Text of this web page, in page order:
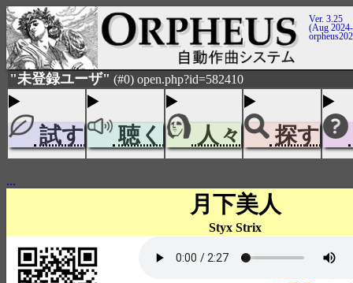
Ver. 3.25
(Aug
"未登録ユーザ" (#0) open.php?id=582410
試す 聴く 人々 探す
...
月下美人
Styx Strix